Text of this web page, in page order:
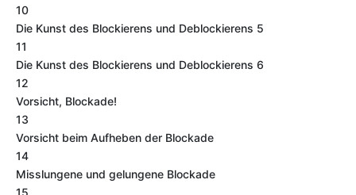
10
Die Kunst des Blockierens und Deblockierens 5
11
Die Kunst des Blockierens und Deblockierens 6
12
Vorsicht, Blockade!
13
Vorsicht beim Aufheben der Blockade
14
Misslungene und gelungene Blockade
15